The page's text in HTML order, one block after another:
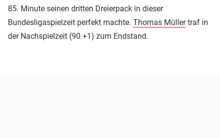
85. Minute seinen dritten Dreierpack in dieser
Bundesligaspielzeit perfekt machte. Thomas Müllertraf in
der Nachspielzeit (90.+1) zum Endstand.